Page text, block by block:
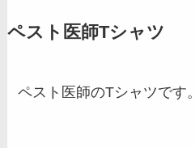
ペスト医師Tシャツ
ペスト医師のTシャツです。